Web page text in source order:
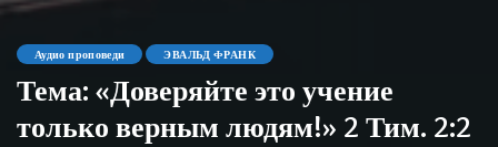
Аудио проповеди ЭВАЛЬД ФРАНК
Тема: «Доверяйте это учение
только верным людям!» 2 Тим. 2:2